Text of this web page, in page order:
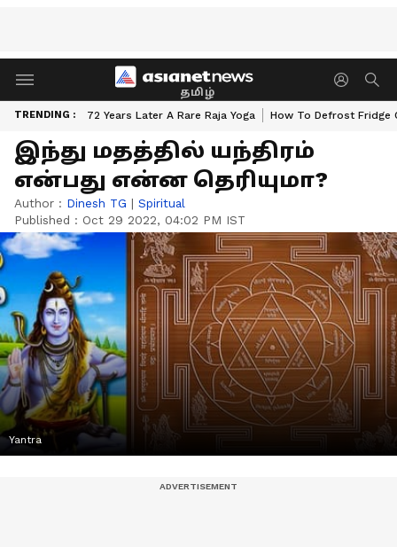
தமிழ்
TRENDING : 72 Years Later A Rare Raja Yoga How To Defrost Fridge
இந்து மதத்தில் யந்திரம்
என்பது என்ன தெரியுமா?
Author : Dinesh TG | Spiritual
Published : Oct 29 2022, 04:02 PM IST
Yantra